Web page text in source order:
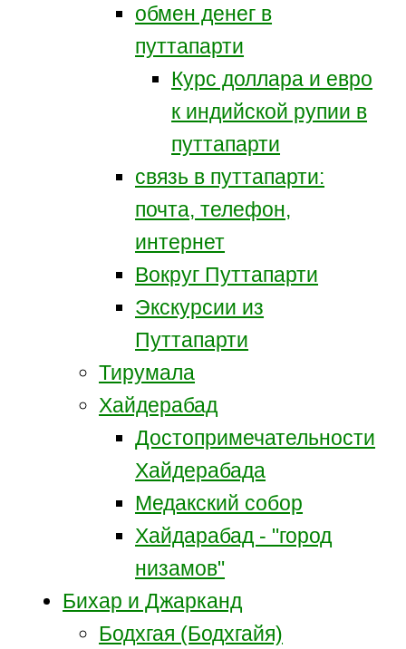
обмен денег в
путтапарти
Курс доллара и евро
к индийской рупии в
путтапарти
связь в путтапарти:
почта, телефон,
интернет
Вокруг Путтапарти
Экскурсии из
Путтапарти
Тирумала
Хайдерабад
Достопримечательности
Хайдерабада
Медакский собор
Хайдарабад - "город
низамов"
Бихар и Джарканд
Бодхгая (Бодхгайя)